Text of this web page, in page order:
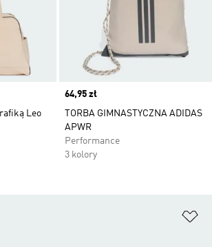
Leo
Price
64,95 zł
TORBA GIMNASTYCZNA ADIDAS
APWR
Performance
3 kolory